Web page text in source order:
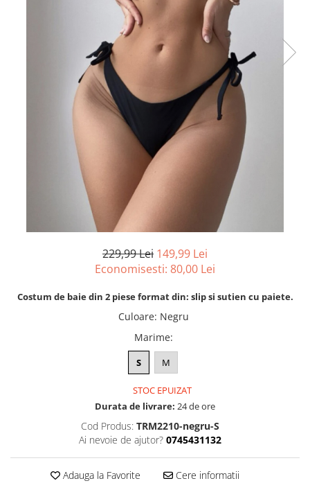
229,99 Lei 149,99 Lei
Economisesti: 80,00 Lei
Costum de baie din 2 piese format din: slip si sutien cu paiete.
Culoare: Negru
Marime:
S M
STOC EPUIZAT
Durata de livrare: 24 de ore
Cod Produs: TRM2210-negru-S
Ai nevoie de ajutor? 0745431132
Adauga la Favorite Cere informatii